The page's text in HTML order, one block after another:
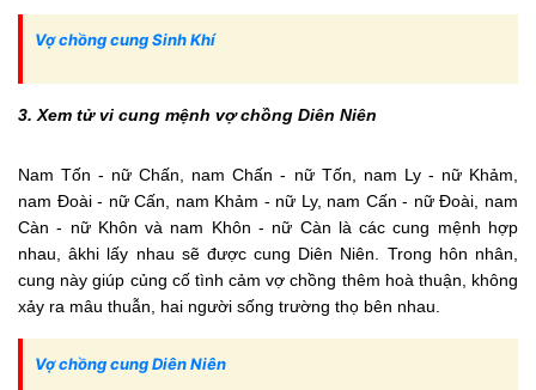
Vợ chồng cung Sinh Khí
3. Xem tử vi cung mệnh vợ chồng Diên Niên
Nam Tốn - nữ Chấn, nam Chấn - nữ Tốn, nam Ly - nữ Khảm,
nam Đoài - nữ Cấn, nam Khảm - nữ Ly, nam Cấn - nữ Đoài, nam
Càn - nữ Khôn và nam Khôn - nữ Càn là các cung mệnh hợp
nhau, âkhi lấy nhau sẽ được cung Diên Niên. Trong hôn nhân,
cung này giúp củng cố tình cảm vợ chồng thêm hoà thuận, không
xảy ra mâu thuẫn, hai người sống trường thọ bên nhau.
Vợ chồng cung Diên Niên